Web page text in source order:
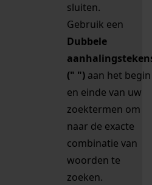
sluiten.
Gebruik een
Dubbele
(" ") aan het begin
en einde van uw
zoektermen om
naar de exacte
combinatie van
woorden te
zoeken.